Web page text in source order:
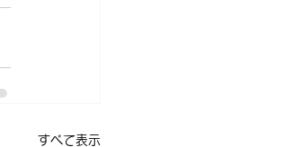
すべて表示